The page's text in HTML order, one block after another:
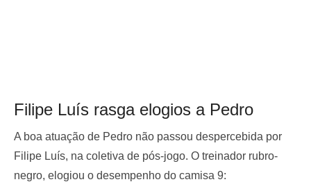
Filipe Luís rasga elogios a Pedro
A boa atuação de Pedro não passou despercebida por
Filipe Luís, na coletiva de pós-jogo. O treinador rubro-
negro, elogiou o desempenho do camisa 9: